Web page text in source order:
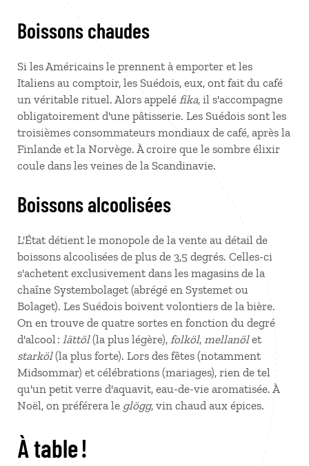
Boissons chaudes
Si les Américains le prennent à emporter et les
Italiens au comptoir, les Suédois, eux, ont fait du café
un véritable rituel. Alors appelé fika, il s'accompagne
obligatoirement d'une pâtisserie. Les Suédois sont les
troisièmes consommateurs mondiaux de café, après la
Finlande et la Norvège. À croire que le sombre élixir
coule dans les veines de la Scandinavie.
Boissons alcoolisées
L'État détient le monopole de la vente au détail de
boissons alcoolisées de plus de 3,5 degrés. Celles-ci
s'achetent exclusivement dans les magasins de la
chaîne Systembolaget (abrégé en Systemet ou
Bolaget). Les Suédois boivent volontiers de la bière.
On en trouve de quatre sortes en fonction du degré
d'alcool : lättöl(la plus légère), folköl, mellanölet
starköl(la plus forte). Lors des fêtes (notamment
Midsommar) et célébrations (mariages), rien de tel
qu'un petit verre d'aquavit, eau-de-vie aromatisée. À
Noël, on préférera le glögg, vin chaud aux épices.
À table !